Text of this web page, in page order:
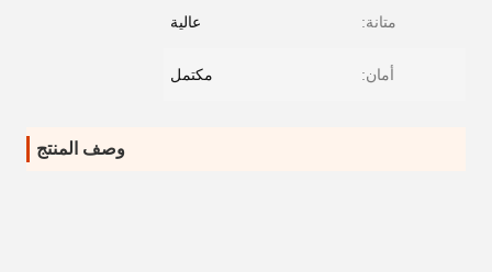
متانة: عالية
أمان: مكتمل
وصف المنتج